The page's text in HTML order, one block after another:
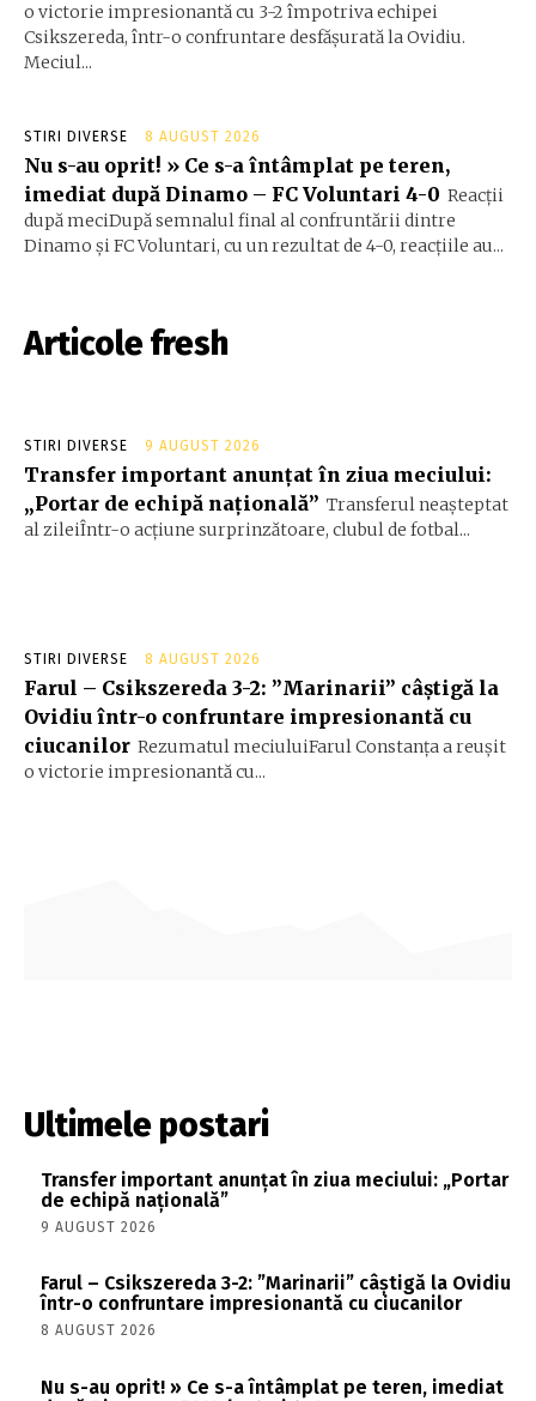
o victorie impresionantă cu 3-2 împotriva echipei
Csikszereda, într-o confruntare desfășurată la Ovidiu.
Meciul...
STIRI DIVERSE 8 AUGUST 2026
Nu s-au oprit! » Ce s-a întâmplat pe teren,
imediat după Dinamo – FC Voluntari 4-0 Reacții
după meciDupă semnalul final al confruntării dintre
Dinamo și FC Voluntari, cu un rezultat de 4-0, reacțiile au...
Articole fresh
STIRI DIVERSE 9 AUGUST 2026
Transfer important anunțat în ziua meciului:
„Portar de echipă națională” Transferul neașteptat
al zileiÎntr-o acțiune surprinzătoare, clubul de fotbal...
STIRI DIVERSE 8 AUGUST 2026
Farul – Csikszereda 3-2: ”Marinarii” câștigă la
Ovidiu într-o confruntare impresionantă cu
ciucanilor Rezumatul meciuluiFarul Constanța a reușit
o victorie impresionantă cu...
Ultimele postari
Transfer important anunțat în ziua meciului: „Portar
de echipă națională”
9 AUGUST 2026
Farul – Csikszereda 3-2: ”Marinarii” câștigă la Ovidiu
într-o confruntare impresionantă cu ciucanilor
8 AUGUST 2026
Nu s-au oprit! » Ce s-a întâmplat pe teren, imediat